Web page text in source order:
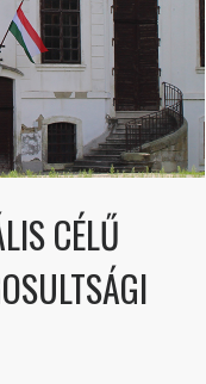
CÉLŰ